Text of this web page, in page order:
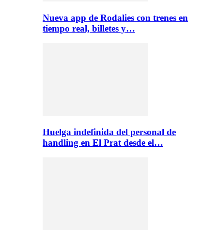
Nueva app de Rodalies con trenes en
tiempo real, billetes y…
Huelga indefinida del personal de
handling en El Prat desde el…